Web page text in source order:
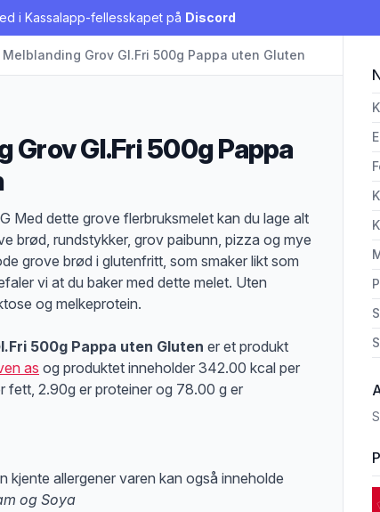
i Kassalapp-fellesskapet på Discord
Melblanding Grov Gl.Fri 500g Pappa uten Gluten
Grov Gl.Fri 500g Pappa
Med dette grove flerbruksmelet kan du lage alt
brød, rundstykker, grov paibunn, pizza og mye
grove brød i glutenfritt, som smaker likt som
vi at du baker med dette melet. Uten
og melkeprotein.
500g Pappa uten Gluten er et produkt
as og produktet inneholder 342.00 kcal per
fett, 2.90g er proteiner og 78.00 g er
kjente allergener varen kan også inneholde
og Soya